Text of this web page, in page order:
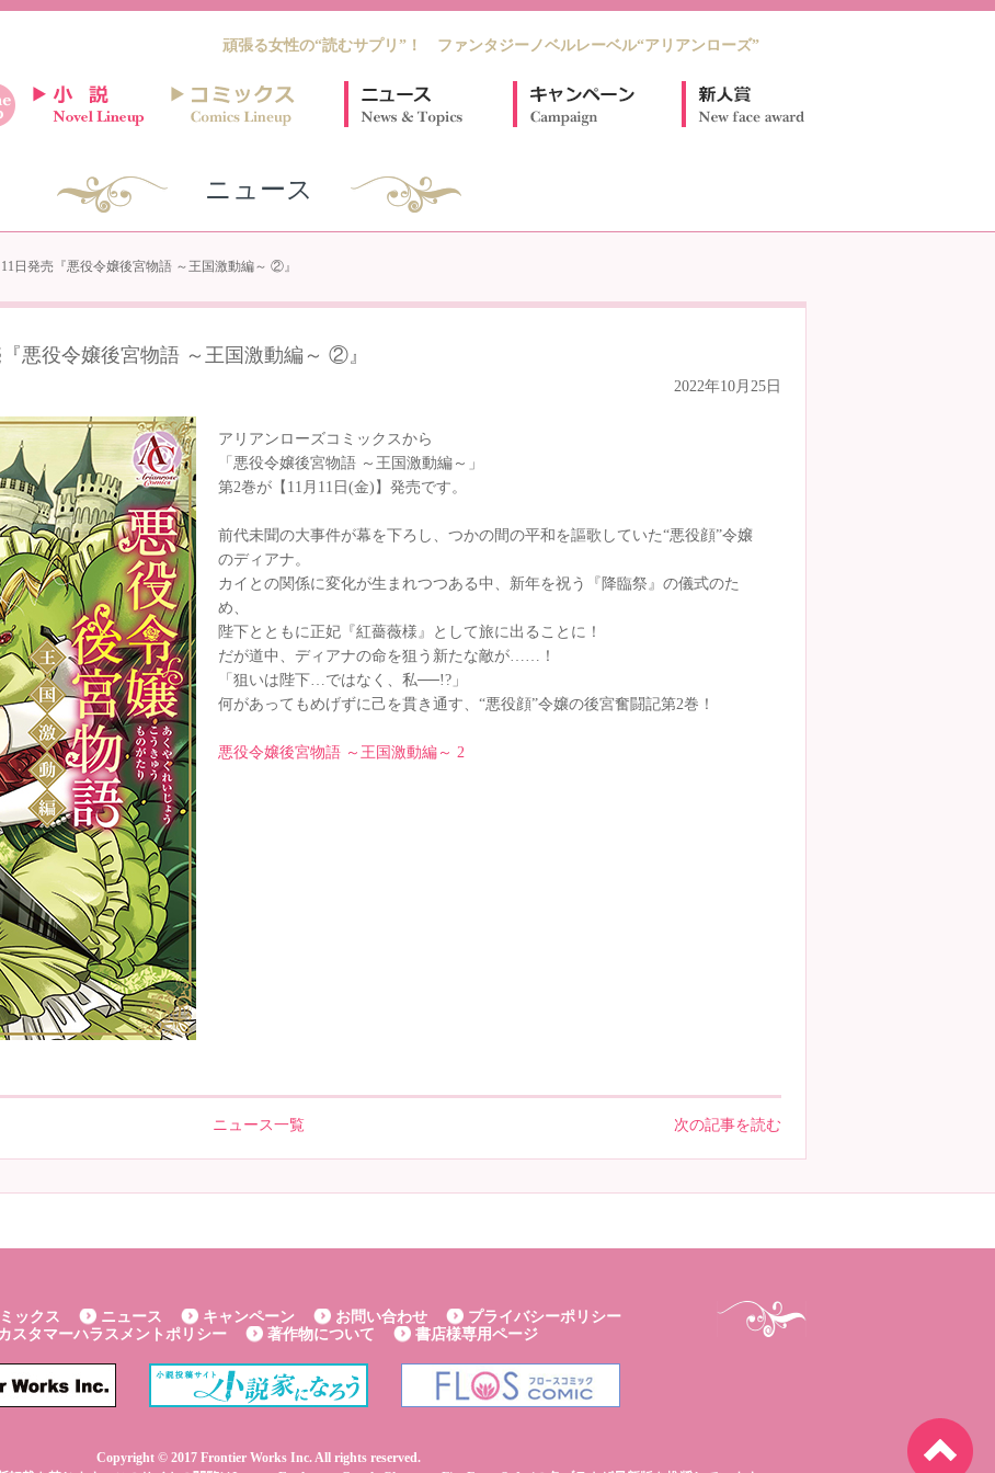
頑張る女性の“読むサプリ”！ ファンタジーノベルレーベル“アリアンローズ”
ニュース
日発売『悪役令嬢後宮物語 ～王国激動編～ ②』
『悪役令嬢後宮物語 ～王国激動編～ ②』
2022年10月25日
アリアンローズコミックスから
「悪役令嬢後宮物語 ～王国激動編～」
第2巻が【11月11日(金)】発売です。
前代未聞の大事件が幕を下ろし、つかの間の平和を謳歌していた“悪役顔”令嬢
のディアナ。
カイとの関係に変化が生まれつつある中、新年を祝う『降臨祭』の儀式のた
め、
陛下とともに正妃『紅薔薇様』として旅に出ることに！
だが道中、ディアナの命を狙う新たな敵が……！
「狙いは陛下…ではなく、私──!?」
何があってもめげずに己を貫き通す、“悪役顔”令嬢の後宮奮闘記第2巻！
悪役令嬢後宮物語 ～王国激動編～ 2
次の記事を読む
ニュース一覧
ックス ニュース キャンペーン お問い合わせ
プライバシーポリシー
カスタマーハラスメントポリシー
著作物について 書店様専用ページ
Copyright © 2017 Frontier Works Inc. All rights reserved.